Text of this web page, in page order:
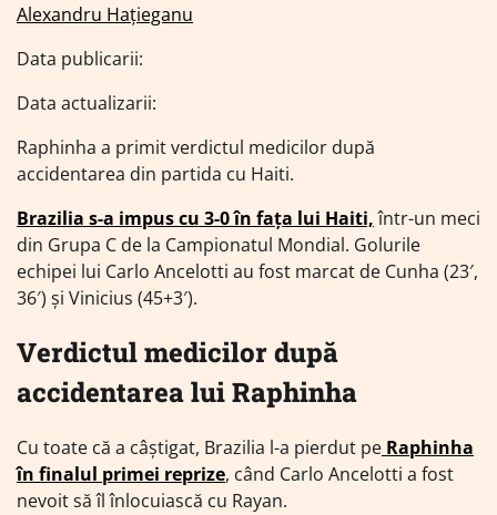
Alexandru Hațieganu
Data publicarii:
Data actualizarii:
Raphinha a primit verdictul medicilor după
accidentarea din partida cu Haiti.
Brazilia s-a impus cu 3-0 în fața lui Haiti,într-un meci
din Grupa C de la Campionatul Mondial. Golurile
echipei lui Carlo Ancelotti au fost marcat de Cunha (23′,
36′) și Vinicius (45+3′).
Verdictul medicilor după
accidentarea lui Raphinha
Cu toate că a câștigat, Brazilia l-a pierdut pe Raphinha
în finalul primei reprize, când Carlo Ancelotti a fost
nevoit să îl înlocuiască cu Rayan.